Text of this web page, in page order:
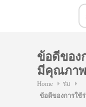
ข้อดีของ
มีคุณภา
Home
ร่ม
ข้อดีของการใ